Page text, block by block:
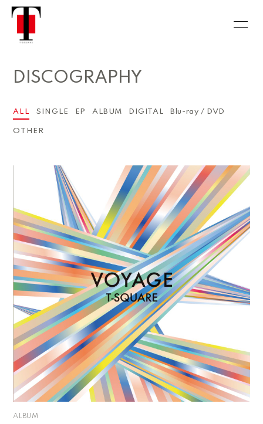
SCHEDULE DISCOGRAPHY
BIOGRAPHY HISTORY
CALENDAR GALLERY
会員登録 ログイン
DISCOGRAPHY
ALL SINGLE EP ALBUM DIGITAL Blu-ray / DVD
OTHER
ALBUM